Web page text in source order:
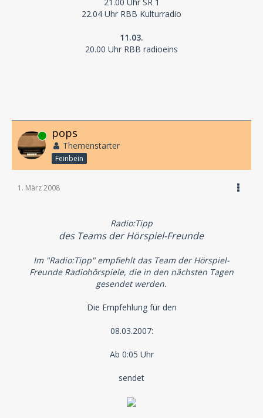
22.04 Uhr RBB Kulturradio
11.03.
20.00 Uhr RBB radioeins
Online pops
Themenstarter
Feinbein
1. März 2008
Radio:Tipp
des Teams der Hörspiel-Freunde
Im "Radio:Tipp" empfiehlt das Team der Hörspiel-
Freunde Radiohörspiele, die in den nächsten Tagen
gesendet werden.
Die Empfehlung für den
08.03.2007:
Ab 0:05 Uhr
sendet